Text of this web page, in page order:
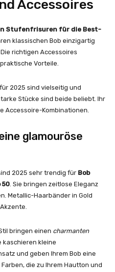
Accessoires
Stufenfrisuren für die Best-
klassischen Bob einzigartig
richtigen Accessoires
Vorteile.
2025 sind vielseitig und
Stücke sind beide beliebt. Ihr
Accessoire-Kombinationen.
glamouröse
2025 sehr trendig für Bob
50. Sie bringen zeitlose Eleganz
Metallic-Haarbänder in Gold
bringen einen charmanten
kaschieren kleine
und geben Ihrem Bob eine
die zu Ihrem Hautton und